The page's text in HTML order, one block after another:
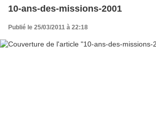
10-ans-des-missions-2001
Publié le 25/03/2011 à 22:18